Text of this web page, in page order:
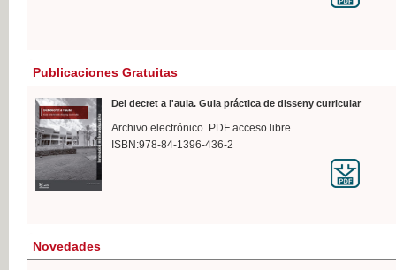
Publicaciones Gratuitas
Del decret a l'aula. Guia práctica de disseny curricular
Archivo electrónico. PDF acceso libre
ISBN:978-84-1396-436-2
Novedades